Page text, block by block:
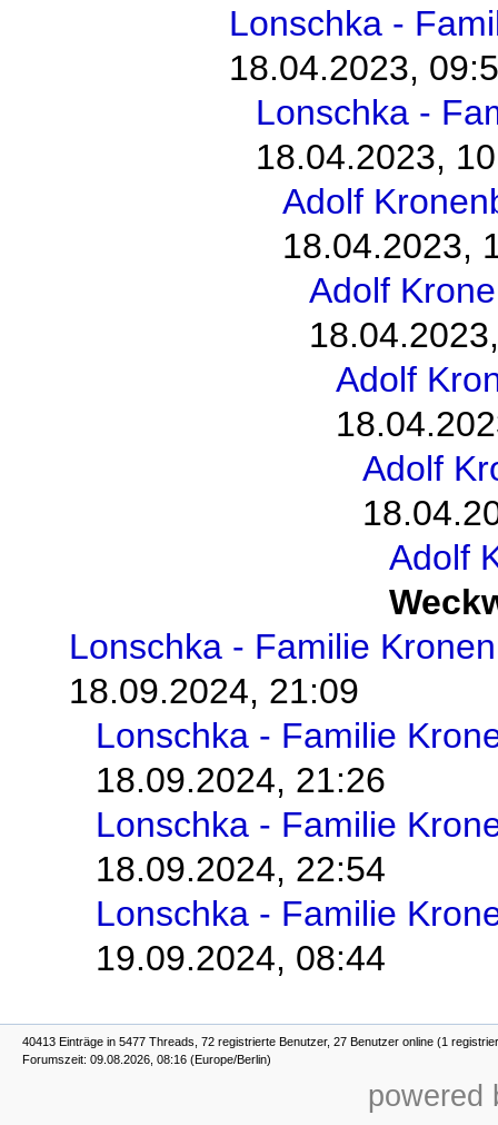
Lonschka -
18.04.2023,
Lonschka -
18.04.2023,
Adolf
18.04.2023,
Adolf
Adolf
Adolf
Adolf
Lonschka - Familie
18.09.2024, 21:09
Lonschka - Familie
18.09.2024, 21:26
Lonschka - Familie
18.09.2024, 22:54
Lonschka - Familie
19.09.2024, 08:44
40413 Einträge in 5477 Threads, 72 registrierte Benutzer, 27 Benutzer online (1
Forumszeit: 09.08.2026, 08:16 (Europe/Berlin)
powered